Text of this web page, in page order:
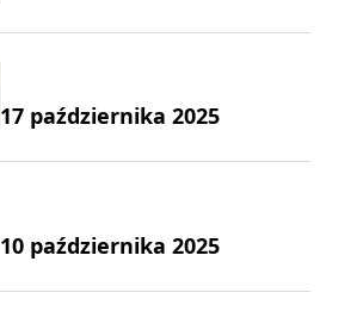
17 października 2025
10 października 2025